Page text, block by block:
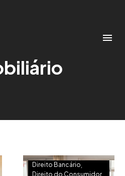
Direito Bancário
Direito do Consumidor